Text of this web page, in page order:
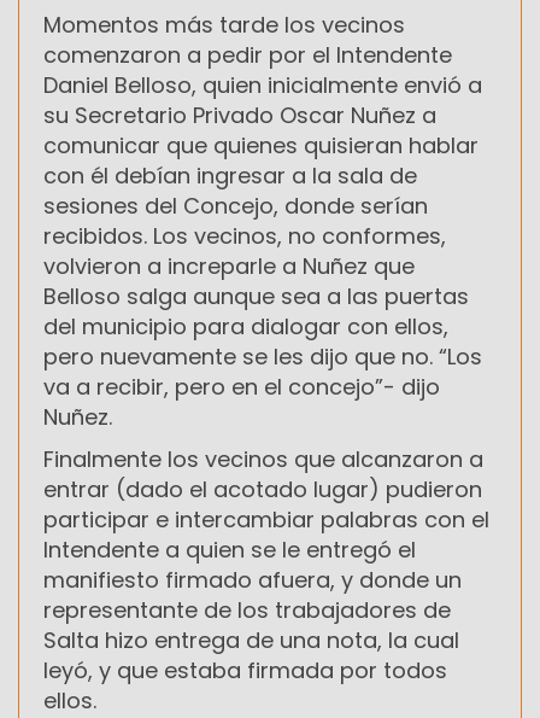
Momentos más tarde los vecinos
comenzaron a pedir por el Intendente
Daniel Belloso, quien inicialmente envió a
su Secretario Privado Oscar Nuñez a
comunicar que quienes quisieran hablar
con él debían ingresar a la sala de
sesiones del Concejo, donde serían
recibidos. Los vecinos, no conformes,
volvieron a increparle a Nuñez que
Belloso salga aunque sea a las puertas
del municipio para dialogar con ellos,
pero nuevamente se les dijo que no. “Los
va a recibir, pero en el concejo”- dijo
Nuñez.
Finalmente los vecinos que alcanzaron a
entrar (dado el acotado lugar) pudieron
participar e intercambiar palabras con el
Intendente a quien se le entregó el
manifiesto firmado afuera, y donde un
representante de los trabajadores de
Salta hizo entrega de una nota, la cual
leyó, y que estaba firmada por todos
ellos.